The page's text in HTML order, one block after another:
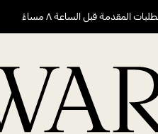
المقدمة قبل الساعة ٨ مساءً